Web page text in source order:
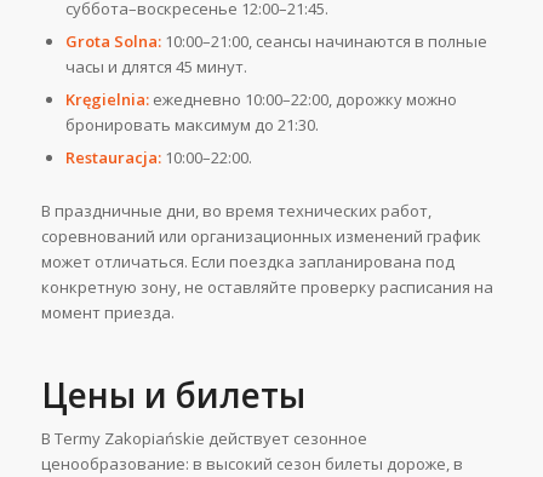
суббота–воскресенье 12:00–21:45.
Grota Solna:10:00–21:00, сеансы начинаются в полные
часы и длятся 45 минут.
Kręgielnia:ежедневно 10:00–22:00, дорожку можно
бронировать максимум до 21:30.
Restauracja:10:00–22:00.
В праздничные дни, во время технических работ,
соревнований или организационных изменений график
может отличаться. Если поездка запланирована под
конкретную зону, не оставляйте проверку расписания на
момент приезда.
Цены и билеты
В Termy Zakopiańskie действует сезонное
ценообразование: в высокий сезон билеты дороже, в